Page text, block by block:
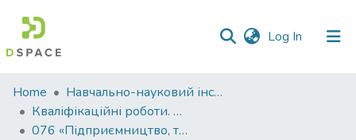
Log In (current)
Communities
&
Collections
Home
Навчально-науковий інститут економіки, управління, права та інформаційних технологій
Кваліфікаційні роботи. ННІ економіки, управління, права та ІТ
076 «Підприємництво, торгівля та біржова діяльність»